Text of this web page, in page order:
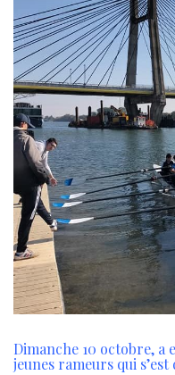
Dimanche 10 octobre, a
jeunes rameurs qui